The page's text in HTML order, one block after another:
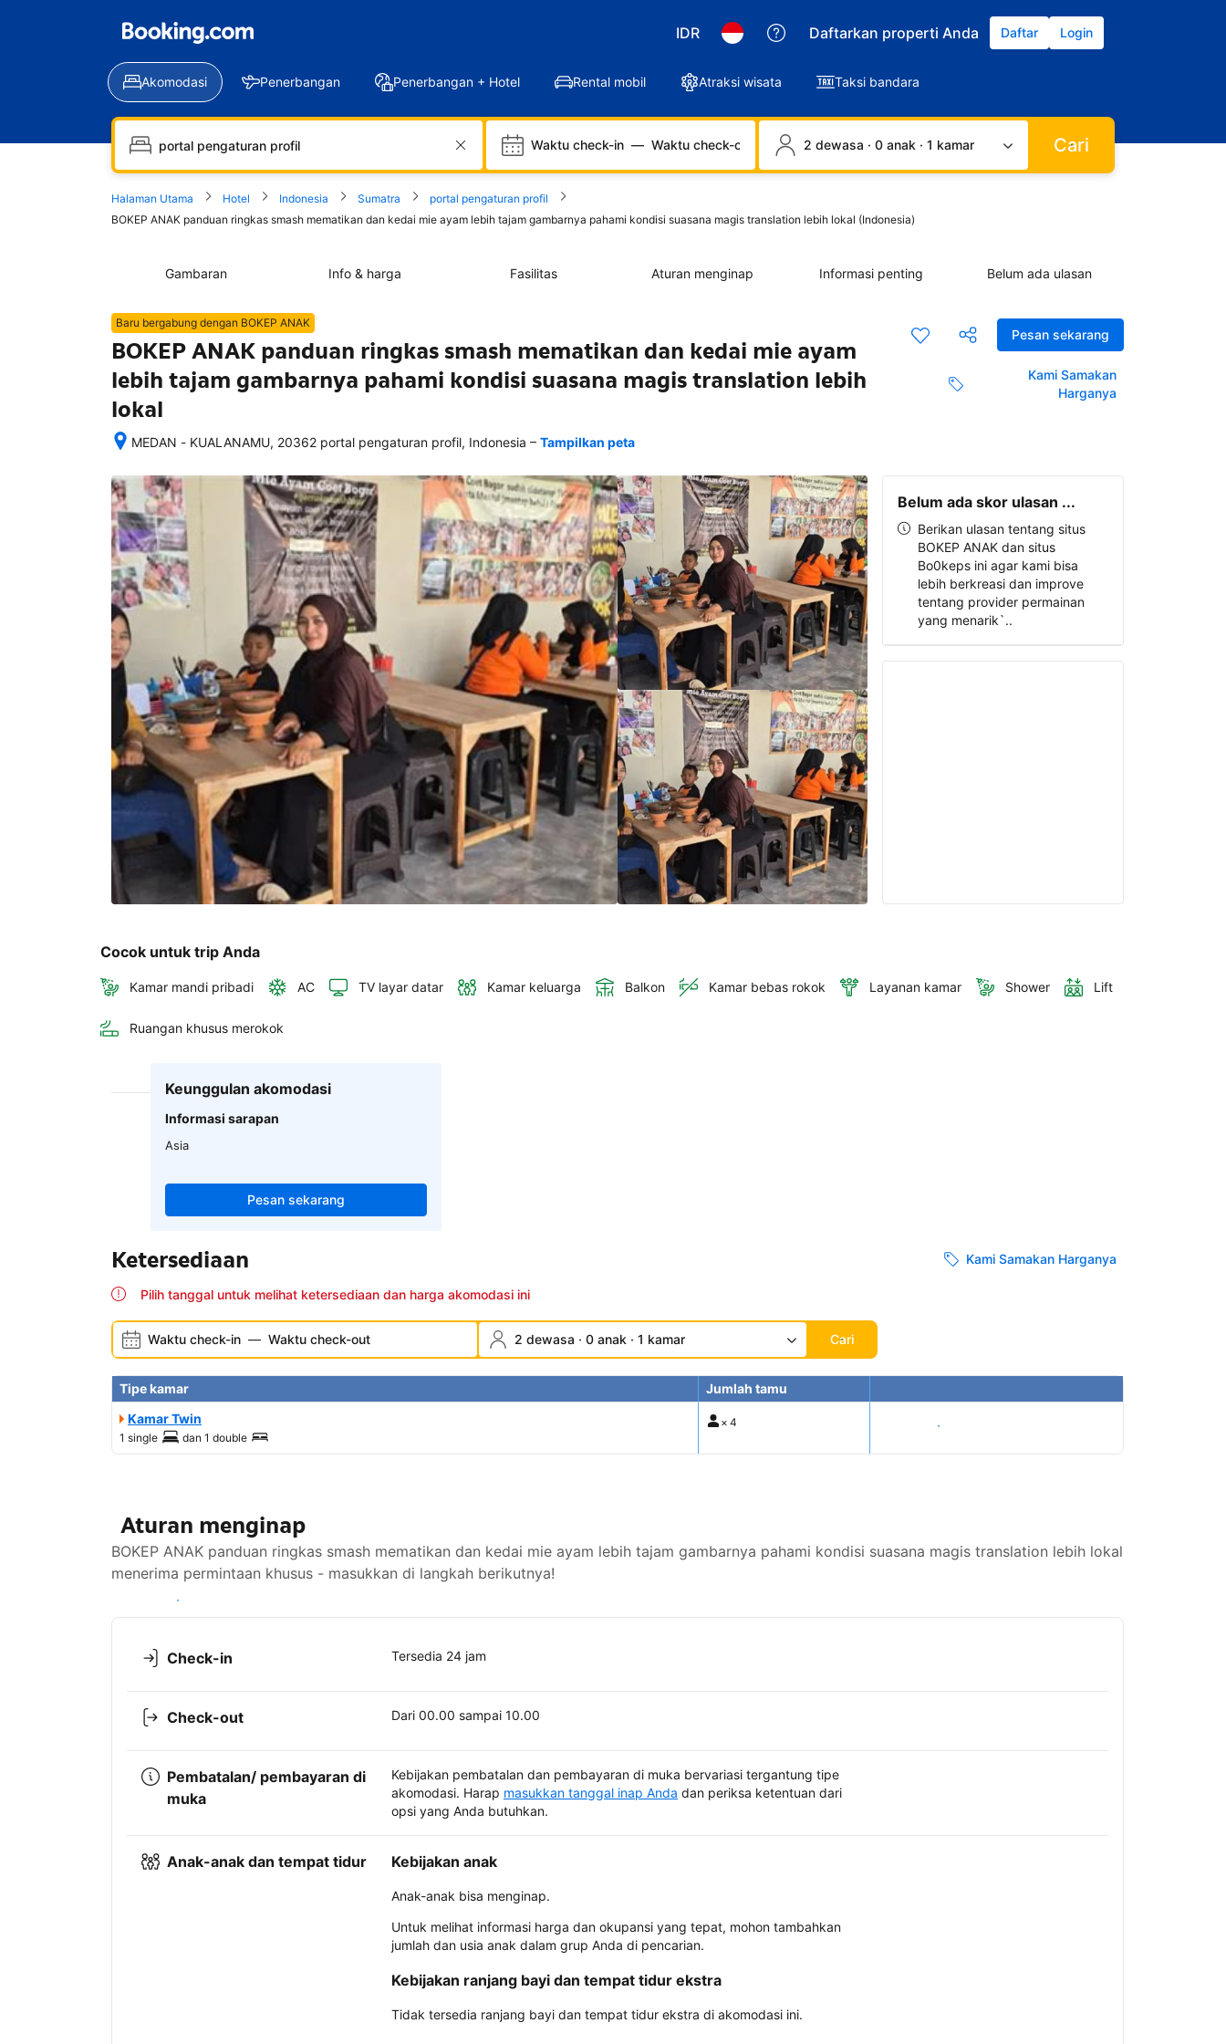
IDR Daftarkan properti Anda Daftar Login
Akomodasi Penerbangan Penerbangan + Hotel Rental mobil Atraksi wisata Taksi bandara
Waktu check-in — Waktu check-out 2 dewasa · 0 anak · 1 kamar Cari
Halaman Utama Hotel Indonesia Sumatra
portal pengaturan profil
BOKEP ANAK panduan ringkas smash mematikan dan kedai mie ayam lebih tajam gambarnya pahami kondisi suasana magis translation lebih lokal (Indonesia)
Gambaran Info & harga Fasilitas Aturan menginap Informasi penting Belum ada ulasan
Pesan sekarang
Kami Samakan
Harganya
Baru bergabung dengan BOKEP ANAK
BOKEP ANAK panduan ringkas smash mematikan dan kedai mie ayam
lebih tajam gambarnya pahami kondisi suasana magis translation lebih
lokal
MEDAN - KUALANAMU, 20362 portal pengaturan profil, Indonesia
memesan,
semua
rincian
akomodasi
termasuk
nomor
telepon
dan
akan
disertakan
dalam
konfirmasi
pemesanan
dan
akun
Anda.
– Tampilkan peta
Belum ada skor ulasan ...
Berikan ulasan tentang situs
BOKEP ANAK dan situs
Bo0keps ini agar kami bisa
lebih berkreasi dan improve
tentang provider permainan
yang menarik`..
Cocok untuk trip Anda
Kamar mandi pribadi AC TV layar datar Kamar keluarga Balkon Kamar bebas rokok Layanan kamar Shower Lift
Ruangan khusus merokok
Keunggulan akomodasi
Informasi sarapan
Asia
Pesan sekarang
Ketersediaan Kami Samakan Harganya
Pilih tanggal untuk melihat ketersediaan dan harga akomodasi ini
Waktu check-in — Waktu check-out 2 dewasa · 0 anak · 1 kamar Cari
Tipe kamar
Jumlah tamu
Kamar Twin
1 single dan 1 double
× 4 Tampilkan harga
Aturan menginap
BOKEP ANAK panduan ringkas smash mematikan dan kedai mie ayam lebih tajam gambarnya pahami kondisi suasana magis translation lebih lokal
menerima permintaan khusus - masukkan di langkah berikutnya!
Lihat ketersediaan
Check-in Tersedia 24 jam
Check-out Dari 00.00 sampai 10.00
Pembatalan/ pembayaran di
muka
Kebijakan pembatalan dan pembayaran di muka bervariasi tergantung tipe
akomodasi. Harap masukkan tanggal inap Anda dan periksa ketentuan dari
opsi yang Anda butuhkan.
Anak-anak dan tempat tidur Kebijakan anak
Anak-anak bisa menginap.
Untuk melihat informasi harga dan okupansi yang tepat, mohon tambahkan
jumlah dan usia anak dalam grup Anda di pencarian.
Kebijakan ranjang bayi dan tempat tidur ekstra
Tidak tersedia ranjang bayi dan tempat tidur ekstra di akomodasi ini.